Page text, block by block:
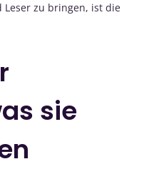
Leser zu bringen, ist die
sie